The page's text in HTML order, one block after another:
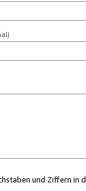
und Ziffern in